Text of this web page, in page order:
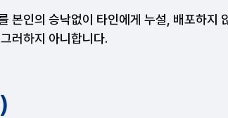
본인의 승낙없이 타인에게 누설, 배포하지
러하지 아니합니다.